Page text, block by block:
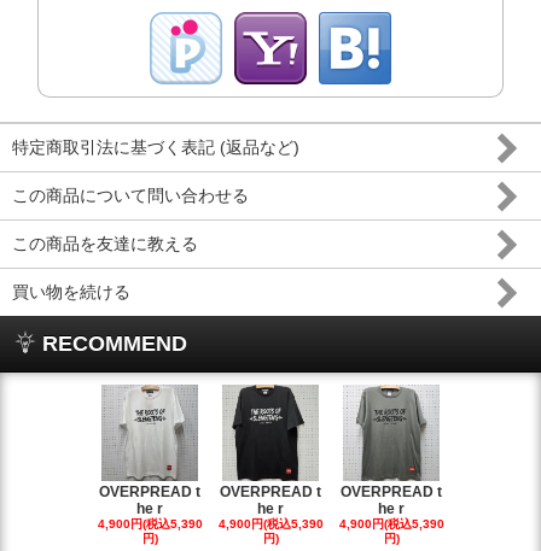
特定商取引法に基づく表記 (返品など)
この商品について問い合わせる
この商品を友達に教える
買い物を続ける
RECOMMEND
OVERPREAD t
he r
4,900円(税込5,390
円)
OVERPREAD t
he r
4,900円(税込5,390
円)
OVERPREAD t
he r
4,900円(税込5,390
円)